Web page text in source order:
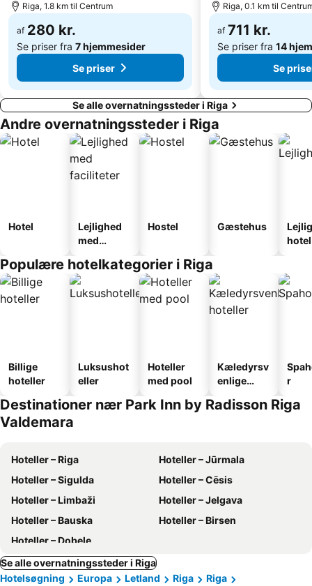
Riga, 1.8 km til Centrum
af 280 kr.
Se priser fra 7 hjemmesider
Se priser
Riga, 0.1 km til
af 711 kr.
Se priser fra 14
Se
Se alle overnatningssteder i Riga
Andre overnatningssteder i Riga
Hotel
Lejlighed
med
Hostel Gæstehus
hotel
Populære hotelkategorier i Riga
Billige
hoteller
Luksushot
eller
Hoteller
med pool
Kæledyrsv
enlige
r
Destinationer nær Park Inn by Radisson Riga
Valdemara
Hoteller – Riga
Hoteller – Jūrmala
Hoteller – Sigulda
Hoteller – Cēsis
Hoteller – Limbaži
Hoteller – Jelgava
Hoteller – Bauska
Hoteller – Birsen
Hoteller – Dobele
Se alle overnatningssteder i Riga
Hotelsøgning
Europa Letland Riga
Riga